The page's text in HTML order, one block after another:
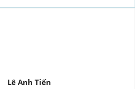
Lê Anh Tiến